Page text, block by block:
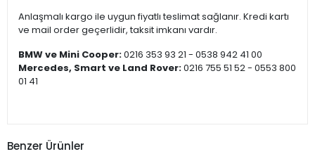
Anlaşmalı kargo ile uygun fiyatlı teslimat sağlanır. Kredi kartı
ve mail order geçerlidir, taksit imkanı vardır.
BMW ve Mini Cooper:0216 353 93 21 - 0538 942 41 00
Mercedes, Smart ve Land Rover:0216 755 51 52 - 0553 800
01 41
Benzer Ürünler